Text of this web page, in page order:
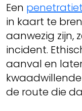
Een
in kaart te
aanwezig zijn,
incident.
aanval en
de route die